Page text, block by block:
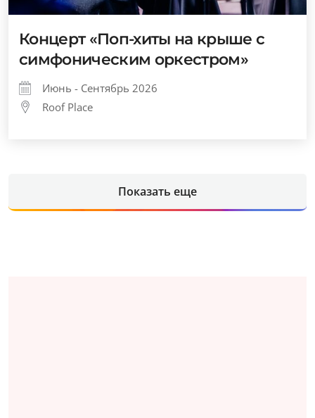
Концерт «Поп-хиты на крыше с
симфоническим оркестром»
Июнь - Сентябрь 2026
Roof Place
Показать еще